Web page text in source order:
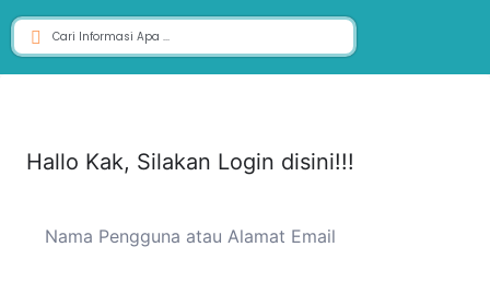
Hallo Kak, Silakan Login disini!!!